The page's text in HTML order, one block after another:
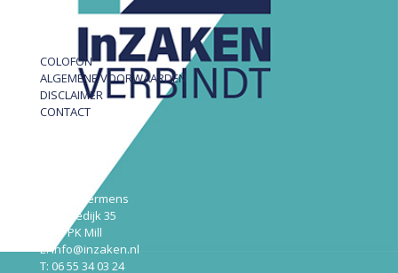
COLOFON
ALGEMENE VOORWAARDEN
DISCLAIMER
CONTACT
Robert Hermens
Udensedijk 35
5451 PK Mill
E: info@inzaken.nl
T: 06 55 34 03 24